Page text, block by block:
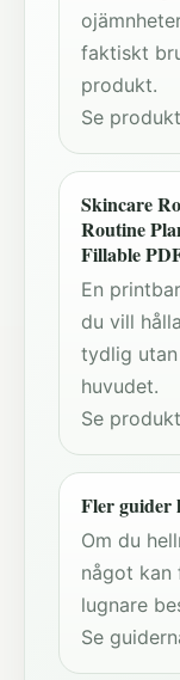
faktiskt
produkt.
Se
Skincare
Routine
Fillable
En
du vill
tydlig
huvudet.
Se
Fler guider
Om du
något kan
lugnare
Se